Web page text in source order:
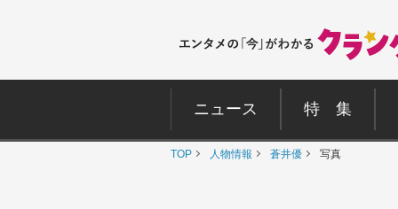
ニュース 特 集
TOP 人物情報 蒼井優 写真